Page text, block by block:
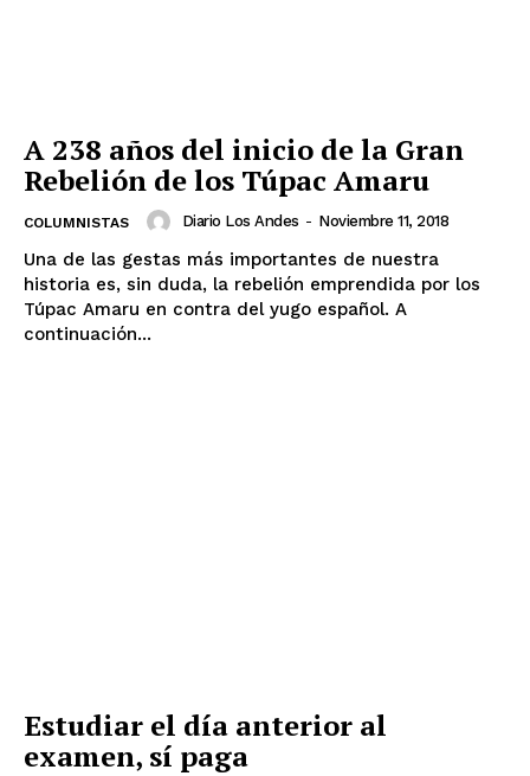
A 238 años del inicio de la Gran
Rebelión de los Túpac Amaru
COLUMNISTAS Diario Los Andes - Noviembre 11, 2018
Una de las gestas más importantes de nuestra
historia es, sin duda, la rebelión emprendida por los
Túpac Amaru en contra del yugo español. A
continuación...
Estudiar el día anterior al
examen, sí paga